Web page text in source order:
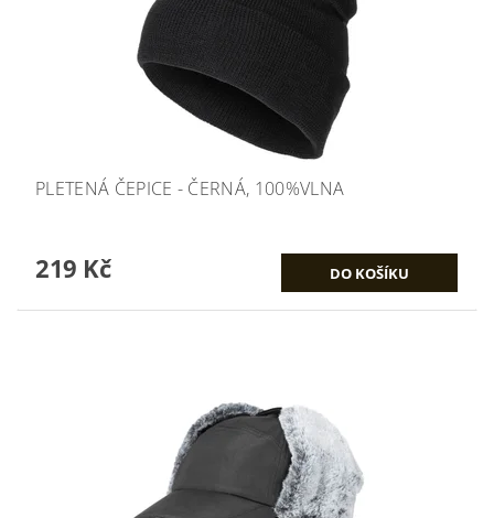
PLETENÁ ČEPICE - ČERNÁ, 100%VLNA
219 Kč